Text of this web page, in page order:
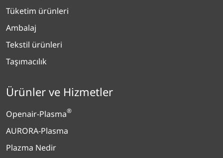
Tüketim ürünleri
Ambalaj
Tekstil ürünleri
Taşımacılık
Ürünler ve Hizmetler
Openair-Plasma®
AURORA-Plasma
Plazma Nedir